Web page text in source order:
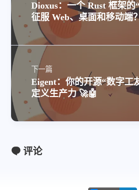
Dioxus：一个 Rust 框架的
征服 Web、桌面和移动端
下一篇
Eigent：你的开源“数字工
定义生产力 🚀🤖
评论